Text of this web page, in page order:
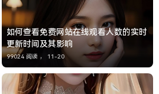
如何查看免费网站在线观看人数的实时
更新时间及其影响
99024 阅读 ， 11-20